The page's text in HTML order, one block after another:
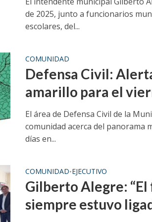
de 2025, junto a funcionarios
escolares, del...
COMUNIDAD
Defensa Civil:
amarillo para el
El área de Defensa Civil de la
comunidad acerca del
días en...
COMUNIDAD•EJECUTIVO
Gilberto Alegre:
siempre estuvo